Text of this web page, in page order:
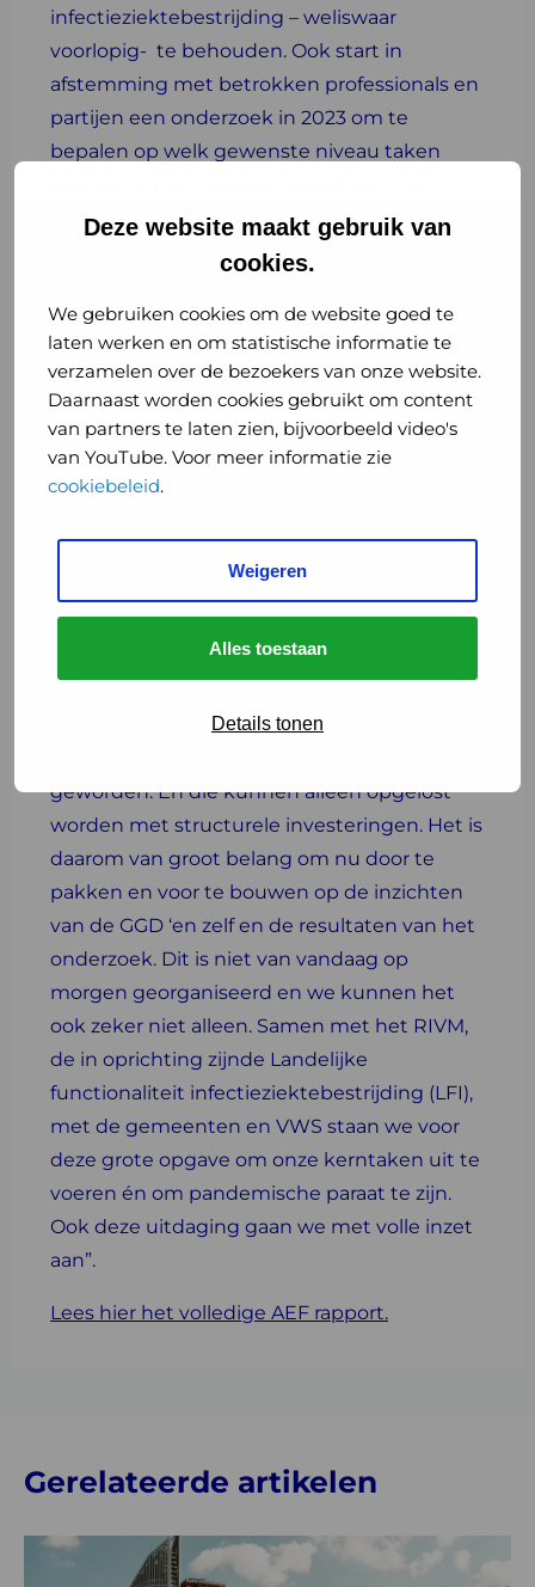
Deze website maakt gebruik van
cookies.
We gebruiken cookies om de website goed te
laten werken en om statistische informatie te
verzamelen over de bezoekers van onze website.
Daarnaast worden cookies gebruikt om content
van partners te laten zien, bijvoorbeeld video's
van YouTube. Voor meer informatie zie
cookiebeleid.
Weigeren
Alles toestaan
Details tonen
infectieziektebestrijding – weliswaar
voorlopig- te behouden. Ook start in
afstemming met betrokken professionals en
partijen een onderzoek in 2023 om te
bepalen op welk gewenste niveau taken
beste kunnen worden uitgevoerd: op GGD
niveau, bovenregionaal of eventueel
GGD GHOR Nederland zet actief in op het
thema arbeidsmarkt, dat ook speelt bij
bijvoorbeeld forensische geneeskunde. We
werken aan een handleiding
taakdifferentiatie om het medisch personeel
versneld opleiden van personeel. Bovendien
hebben we aandacht voor het aantrekkelijk
maken én houden van werken bij de GGD’en.
Ton Coenen: “Ondanks de jarenlange
COVID-19 pandemie, zijn de gebreken van de
geworden. En die kunnen alleen opgelost
worden met structurele investeringen. Het is
daarom van groot belang om nu door te
pakken en voor te bouwen op de inzichten
van de GGD ‘en zelf en de resultaten van het
onderzoek. Dit is niet van vandaag op
morgen georganiseerd en we kunnen het
ook zeker niet alleen. Samen met het RIVM,
de in oprichting zijnde Landelijke
functionaliteit infectieziektebestrijding (LFI),
met de gemeenten en VWS staan we voor
deze grote opgave om onze kerntaken uit te
voeren én om pandemische paraat te zijn.
Ook deze uitdaging gaan we met volle inzet
aan”.
Lees hier het volledige AEF rapport.
Gerelateerde artikelen
Lees